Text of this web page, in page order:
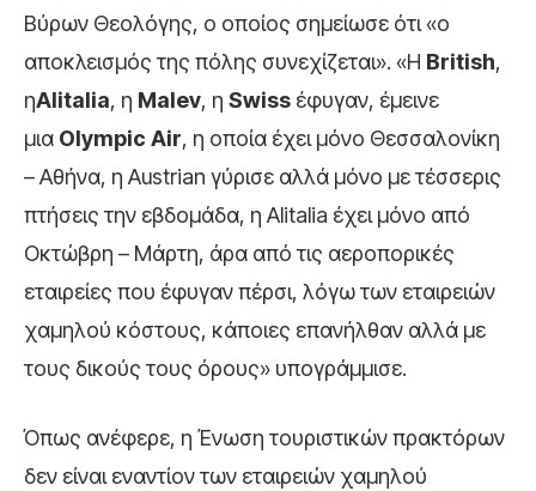
Βύρων Θεολόγης, ο οποίος σημείωσε ότι «ο
αποκλεισμός της πόλης συνεχίζεται». «Η British,
ηAlitalia, η Malev, η Swiss έφυγαν, έμεινε
μια Olympic Air, η οποία έχει μόνο Θεσσαλονίκη
– Αθήνα, η Austrian γύρισε αλλά μόνο με τέσσερις
πτήσεις την εβδομάδα, η Alitalia έχει μόνο από
Οκτώβρη – Μάρτη, άρα από τις αεροπορικές
εταιρείες που έφυγαν πέρσι, λόγω των εταιρειών
χαμηλού κόστους, κάποιες επανήλθαν αλλά με
τους δικούς τους όρους» υπογράμμισε.
Όπως ανέφερε, η Ένωση τουριστικών πρακτόρων
δεν είναι εναντίον των εταιρειών χαμηλού